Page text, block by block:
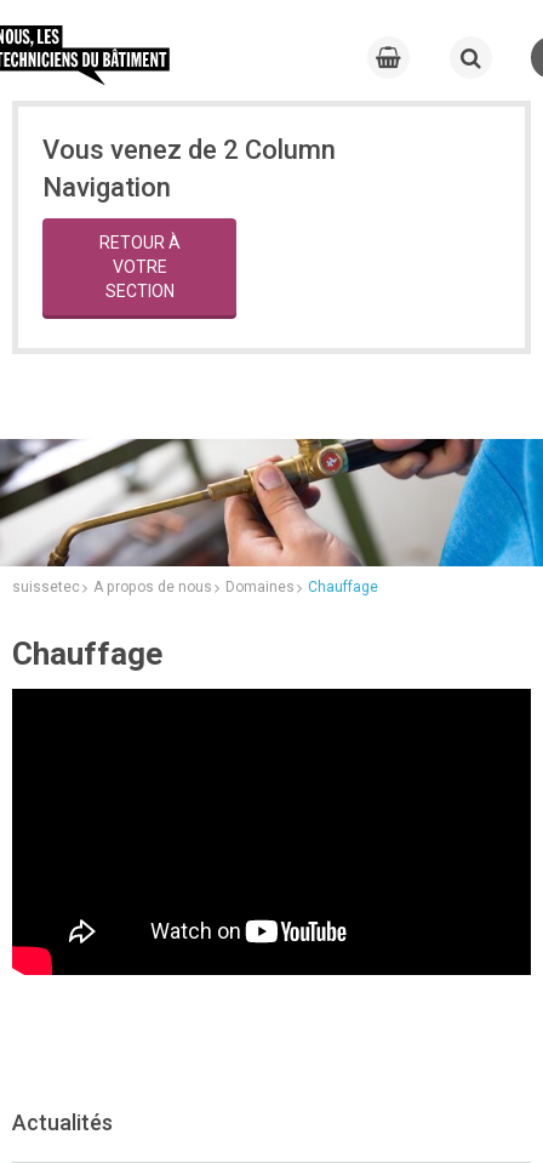
Vous venez de 2 Column
Navigation
RETOUR À
VOTRE
SECTION
suissetec A propos de nous Domaines Chauffage
Chauffage
Actualités